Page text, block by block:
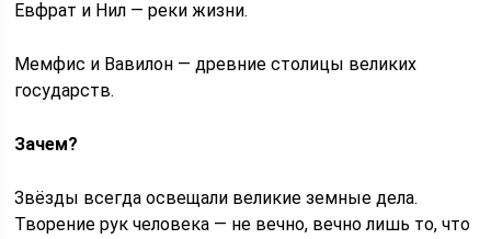
Евфрат и Нил — реки жизни.
Мемфис и Вавилон — древние столицы великих
государств.
Зачем?
Звёзды всегда освещали великие земные дела.
Творение рук человека — не вечно, вечно лишь то, что